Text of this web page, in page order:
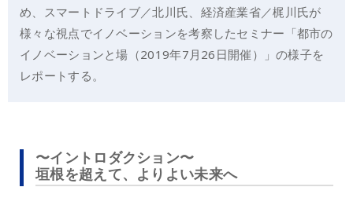
め、スマートドライブ／北川氏、経済産業省／梶川氏が
様々な視点でイノベーションを考察したセミナー「都市の
イノベーションと場（2019年7月26日開催）」の様子を
レポートする。
〜イントロダクション〜
垣根を超えて、よりよい未来へ